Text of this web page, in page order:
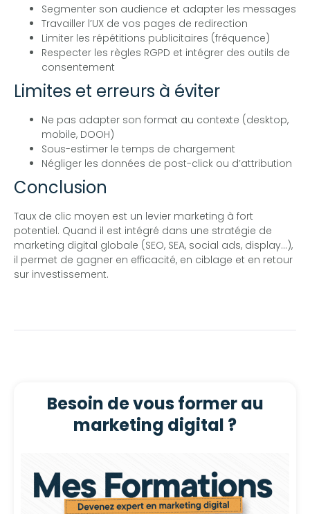
Segmenter son audience et adapter les messages
Travailler l’UX de vos pages de redirection
Limiter les répétitions publicitaires (fréquence)
Respecter les règles RGPD et intégrer des outils de
consentement
Limites et erreurs à éviter
Ne pas adapter son format au contexte (desktop,
mobile, DOOH)
Sous-estimer le temps de chargement
Négliger les données de post-click ou d’attribution
Conclusion
Taux de clic moyen est un levier marketing à fort
potentiel. Quand il est intégré dans une stratégie de
marketing digital globale (SEO, SEA, social ads, display…),
il permet de gagner en efficacité, en ciblage et en retour
sur investissement.
Besoin de vous former au
marketing digital ?